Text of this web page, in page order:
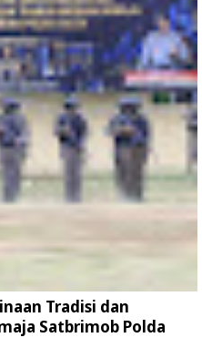
Tradisi dan
Satbrimob Polda